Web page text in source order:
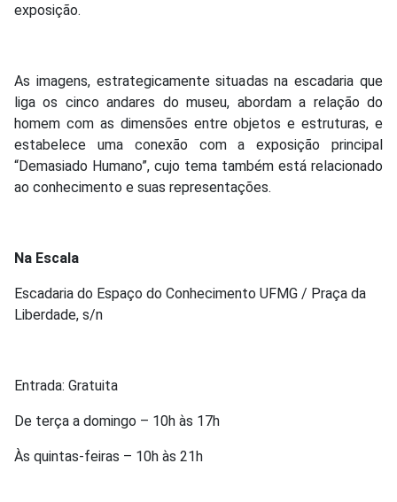
exposição.
As imagens, estrategicamente situadas na escadaria que
liga os cinco andares do museu, abordam a relação do
homem com as dimensões entre objetos e estruturas, e
estabelece uma conexão com a exposição principal
“Demasiado Humano”, cujo tema também está relacionado
ao conhecimento e suas representações.
Na Escala
Escadaria do Espaço do Conhecimento UFMG / Praça da
Liberdade, s/n
Entrada: Gratuita
De terça a domingo – 10h às 17h
Às quintas-feiras – 10h às 21h